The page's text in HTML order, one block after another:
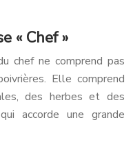
« Chef »
chef ne comprend pas
Elle comprend
des herbes et des
accorde une grande